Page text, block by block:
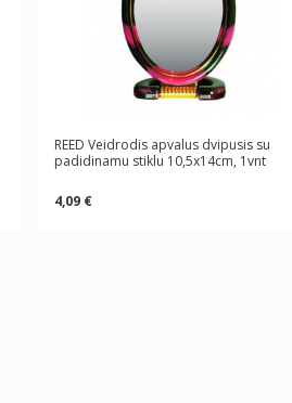
REED Veidrodis apvalus dvipusis su
padidinamu stiklu 10,5x14cm, 1vnt
4,09 €